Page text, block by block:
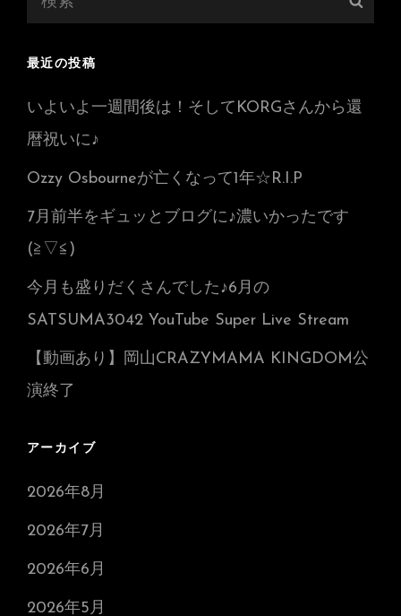
最近の投稿
いよいよ一週間後は！そしてKORGさんから還
暦祝いに♪
Ozzy Osbourneが亡くなって1年☆R.I.P
7月前半をギュッとブログに♪濃いかったです
(≧▽≦)
今月も盛りだくさんでした♪6月の
SATSUMA3042 YouTube Super Live Stream
【動画あり】岡山CRAZYMAMA KINGDOM公
演終了
アーカイブ
2026年8月
2026年7月
2026年6月
2026年5月